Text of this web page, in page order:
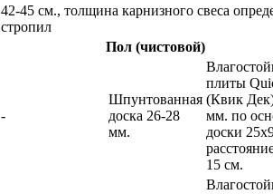
42-45 см., толщина карнизного свеса
стропил
Пол (чистовой)
-
Шпунтованная
доска 26-28
мм.
плиты
(Квик
мм. по
доски
15 см.